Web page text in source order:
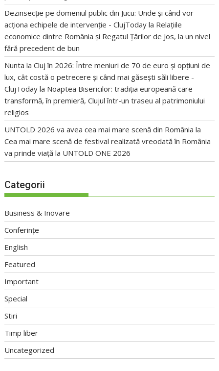
Dezinsecție pe domeniul public din Jucu: Unde și când vor
acționa echipele de intervenție - ClujToday la Relațiile
economice dintre România și Regatul Țărilor de Jos, la un nivel
fără precedent de bun
Nunta la Cluj în 2026: Între meniuri de 70 de euro și opțiuni de
lux, cât costă o petrecere și când mai găsești săli libere -
ClujToday la Noaptea Bisericilor: tradiția europeană care
transformă, în premieră, Clujul într-un traseu al patrimoniului
religios
UNTOLD 2026 va avea cea mai mare scenă din România la
Cea mai mare scenă de festival realizată vreodată în România
va prinde viață la UNTOLD ONE 2026
Categorii
Business & Inovare
Conferințe
English
Featured
Important
Special
Stiri
Timp liber
Uncategorized